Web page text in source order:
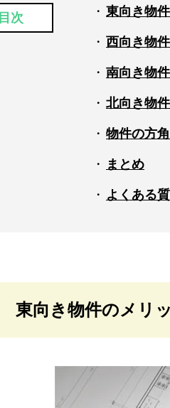
目次 東向き物
西向き物
南向き物
北向き物
物件の方
まとめ
よくある
東向き物件のメリ